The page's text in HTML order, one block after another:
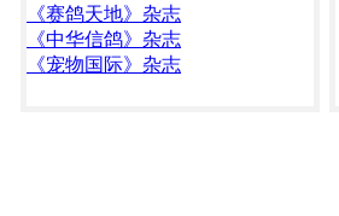
《赛鸽天地》杂志
《中华信鸽》杂志
《宠物国际》杂志